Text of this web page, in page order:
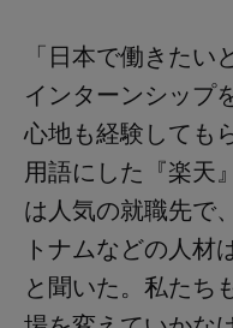
「日本で働きたい
インターンシップ
心地も経験しても
用語にした『楽天
は人気の就職先で
トナムなどの人材
と聞いた。私たち